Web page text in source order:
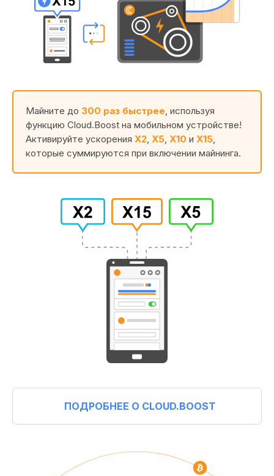
Майните до 300 раз быстрее , используя
функцию Cloud.Boost на мобильном устройстве!
Активируйте ускорения X2 X5 X10 и X15
которые суммируются при включении майнинга.
ПОДРОБНЕЕ О CLOUD.BOOST